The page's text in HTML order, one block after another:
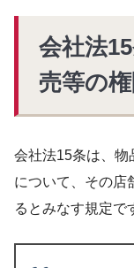
会社法
売等の
会社法15条は、物
について、その店
るとみなす規定で